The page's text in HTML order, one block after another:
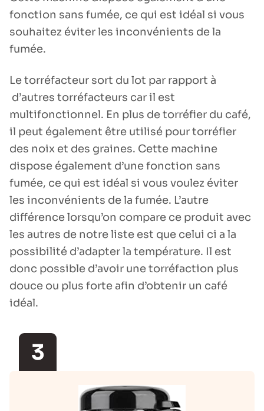
fonction sans fumée, ce qui est idéal si vous
souhaitez éviter les inconvénients de la
fumée.
Le torréfacteur sort du lot par rapport à
d’autres torréfacteurs car il est
multifonctionnel. En plus de torréfier du café,
il peut également être utilisé pour torréfier
des noix et des graines. Cette machine
dispose également d’une fonction sans
fumée, ce qui est idéal si vous voulez éviter
les inconvénients de la fumée. L’autre
différence lorsqu’on compare ce produit avec
les autres de notre liste est que celui ci a la
possibilité d’adapter la température. Il est
donc possible d’avoir une torréfaction plus
douce ou plus forte afin d’obtenir un café
idéal.
3